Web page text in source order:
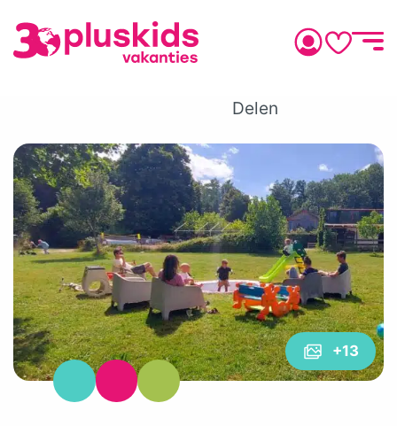
Delen
+13